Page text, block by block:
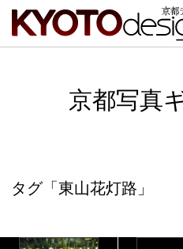
京都写真
タグ「東山花灯路」